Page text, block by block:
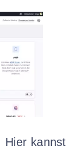
Hier kannst